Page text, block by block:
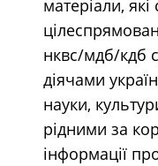
матеріали,
нквс/мдб/кдб
діячами
науки,
рідними за
інформації